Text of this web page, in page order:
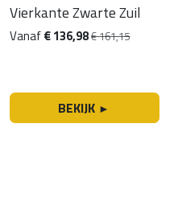
15% korting
Vierkante Zwarte Zuil
Vanaf€136,98€161,15
BEKIJK ►